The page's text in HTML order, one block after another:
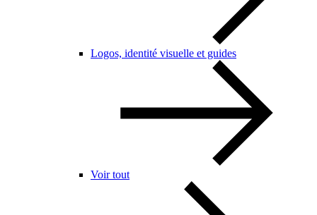
Logos, identité visuelle et guides
Voir tout